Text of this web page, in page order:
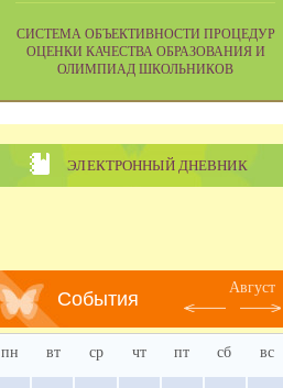
CИСТЕМА ОБЪЕКТИВНОСТИ ПРОЦЕДУР
ОЦЕНКИ КАЧЕСТВА ОБРАЗОВАНИЯ И
ОЛИМПИАД ШКОЛЬНИКОВ
ЭЛЕКТРОННЫЙ ДНЕВНИК
События
Август
пн вт ср чт пт сб вс